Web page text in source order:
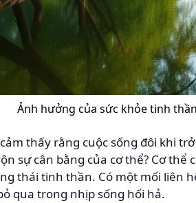
Ảnh hưởng của sức khỏe tinh
thấy rằng cuộc sống đôi khi
sự cân bằng của cơ thể? Cơ
thái tinh thần. Có một mối liên
qua trong nhịp sống hối hả.